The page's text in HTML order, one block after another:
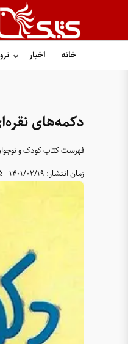
خانه اخبار
دکمه‌های
فهرست کتاب کودک و
زمان انتشار: 1401/02/19 - 11:05